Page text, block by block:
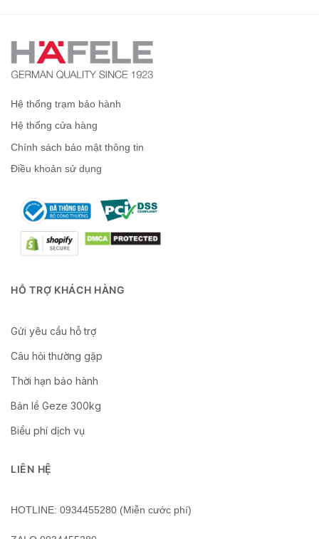
Hệ thống trạm bảo hành
Hệ thống cửa hàng
Chính sách bảo mật thông tin
Điều khoản sử dụng
HỖ TRỢ KHÁCH HÀNG
Gửi yêu cầu hỗ trợ
Câu hỏi thường gặp
Thời hạn bảo hành
Bản lề Geze 300kg
Biểu phí dịch vụ
LIÊN HỆ
HOTLINE: 0934455280 (Miễn cước phí)